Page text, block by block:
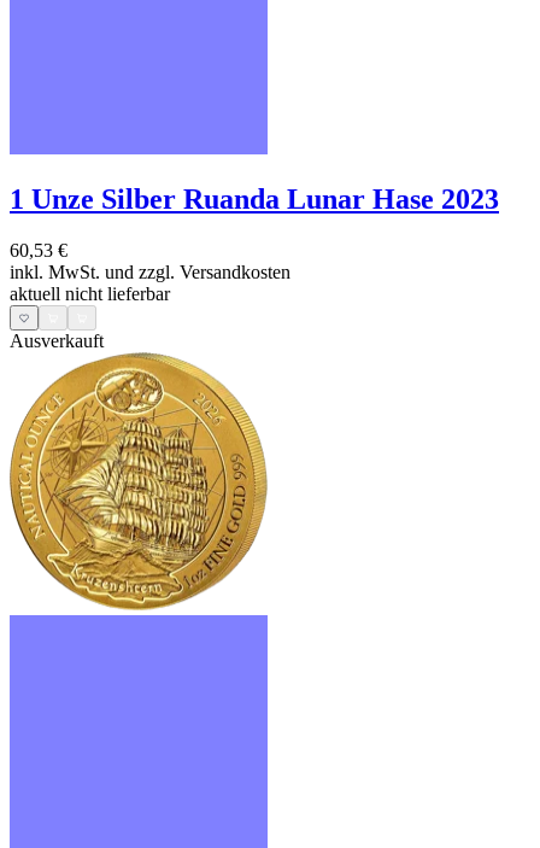
1 Unze Silber Ruanda Lunar Hase 2023
60,53 €
inkl. MwSt. und zzgl. Versandkosten
aktuell nicht lieferbar
Ausverkauft